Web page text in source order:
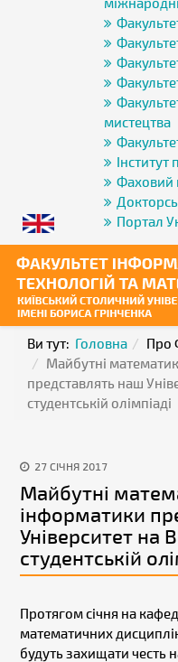
мистецтва
Інститут
Фаховий
Портал
Ви тут: Головна Про
Майбутні
представлять наш
студентській олімпіаді
27 СІЧНЯ 2017
Майбутні
інформатики
Університет на
студентській
Протягом січня на
математичних дисциплін
будуть захищати честь